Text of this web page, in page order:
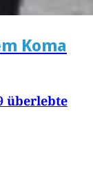
Koma
überlebte